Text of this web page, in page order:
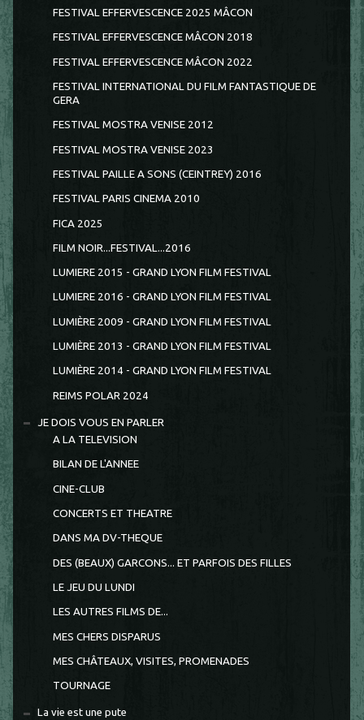
FESTIVAL EFFERVESCENCE 2025 MÂCON
FESTIVAL EFFERVESCENCE MÂCON 2018
FESTIVAL EFFERVESCENCE MÂCON 2022
FESTIVAL INTERNATIONAL DU FILM FANTASTIQUE DE
GERA
FESTIVAL MOSTRA VENISE 2012
FESTIVAL MOSTRA VENISE 2023
FESTIVAL PAILLE A SONS (CEINTREY) 2016
FESTIVAL PARIS CINEMA 2010
FICA 2025
FILM NOIR...FESTIVAL...2016
LUMIERE 2015 - GRAND LYON FILM FESTIVAL
LUMIERE 2016 - GRAND LYON FILM FESTIVAL
LUMIÈRE 2009 - GRAND LYON FILM FESTIVAL
LUMIÈRE 2013 - GRAND LYON FILM FESTIVAL
LUMIÈRE 2014 - GRAND LYON FILM FESTIVAL
REIMS POLAR 2024
JE DOIS VOUS EN PARLER
A LA TELEVISION
BILAN DE L'ANNEE
CINE-CLUB
CONCERTS ET THEATRE
DANS MA DV-THEQUE
DES (BEAUX) GARCONS... ET PARFOIS DES FILLES
LE JEU DU LUNDI
LES AUTRES FILMS DE...
MES CHERS DISPARUS
MES CHÂTEAUX, VISITES, PROMENADES
TOURNAGE
La vie est une pute